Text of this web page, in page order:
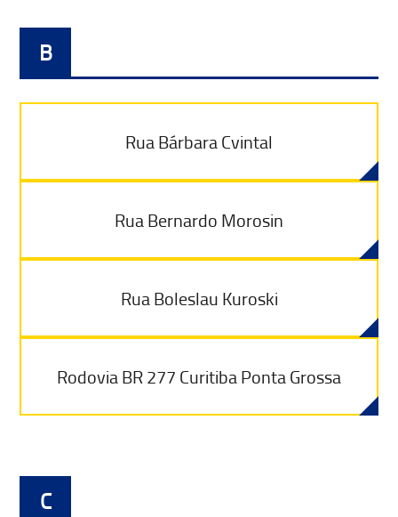
B
Rua Bárbara Cvintal
Rua Bernardo Morosin
Rua Boleslau Kuroski
Rodovia BR 277 Curitiba Ponta Grossa
C